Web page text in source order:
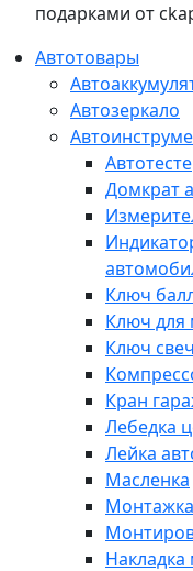
подарками от
Автотовары
Автозеркало
Домкрат
Ключ
Ключ для
Ключ
Кран
Лебедка
Лейка
Масленка
Монтажка
Накладка